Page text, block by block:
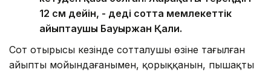
12 см дейін, - деді сотта мемлекеттік
айыптаушы Бауыржан Қали.
Сот отырысы кезінде сотталушы өзіне тағылған
айыпты мойындағанымен, қорыққанын, пышақты